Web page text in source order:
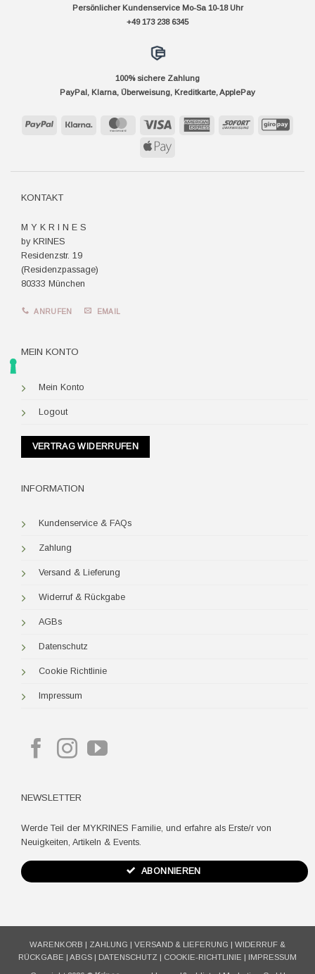
Persönlicher Kundenservice Mo-Sa 10-18 Uhr
+49 173 238 6345
100% sichere Zahlung
PayPal, Klarna, Überweisung, Kreditkarte, ApplePay
PayPal Klarna MasterCard Visa
AmericanSofort
Apple
KONTAKT
M Y K R I N E S
by KRINES
Residenzstr. 19
(Residenzpassage)
80333 München
ANRUFEN EMAIL
MEIN KONTO
Mein Konto
Logout
VERTRAG WIDERRUFEN
INFORMATION
Kundenservice & FAQs
Zahlung
Versand & Lieferung
Widerruf & Rückgabe
AGBs
Datenschutz
Cookie Richtlinie
Impressum
NEWSLETTER
Werde Teil der MYKRINES Familie, und erfahre als Erste/r von
Neuigkeiten, Artikeln & Events.
ABONNIEREN
WARENKORB ZAHLUNG VERSAND & LIEFERUNG
WIDERRUF &
RÜCKGABE
ABGS DATENSCHUTZ COOKIE-RICHTLINIE IMPRESSUM